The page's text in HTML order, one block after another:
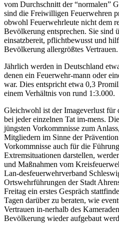
vom Durchschnitt der “normalen”
sind die Freiwilligen Feuerwehren
obwohl Feuerwehrleute nicht dem
Bevölkerung entsprechen. Sie sind
einsatzbereit, pflichtbewusst und
Bevölkerung allergrößtes Vertrauen.
Jährlich werden in Deutschland
denen ein Feuerwehr-mann oder
war. Dies entspricht etwa 0,3
einem Verhältnis von rund 1:3.000.
Gleichwohl ist der Imageverlust für
bei jeder einzelnen Tat im-mens.
jüngsten Vorkommnisse zum
Mitgliedern im Sinne der
Vorkommnisse auch für die
Extremsituationen darstellen,
und Maßnahmen vom
Lan-desfeuerwehrverband
Ortswehrführungen der Stadt
Freitag ein erstes Gespräch
Tagen darüber zu beraten, wie
Vertrauen in-nerhalb des
Bevölkerung wieder aufgebaut